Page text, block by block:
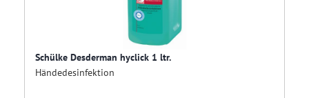
Schülke Desderman hyclick 1 ltr.
Händedesinfektion